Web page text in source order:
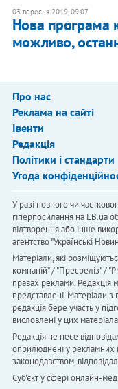
03 вересня 2019, 09:07
Нова програма
можливо,
Про нас
Реклама на сайті
Івенти
Редакція
Політики і стандарти
Угода
У разі повного чи
гіперпосилання на LB.ua
відтворення або інше
агентство "Українськi
Матеріали, які
компаній" / "Пресреліз" /
правах реклами. Редакція
представлені.
редакція бере участь у
висловлені у цих
Редакція не несе
оприлюднені у рекламних
законодавством,
Cуб'єкт у сфері онлайн-